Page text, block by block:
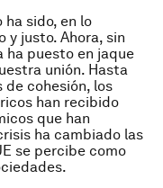
sido, en lo
y justo. Ahora, sin
ha puesto en jaque
unión. Hasta
de cohesión, los
han recibido
que han
ha cambiado las
se percibe como